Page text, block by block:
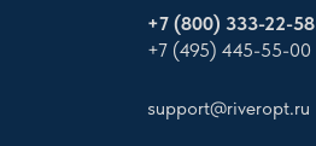
+7 (800) 333-22-58
+7 (495) 445-55-00
support@riveropt.ru